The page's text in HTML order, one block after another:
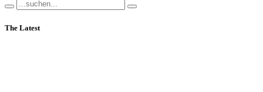
The Latest